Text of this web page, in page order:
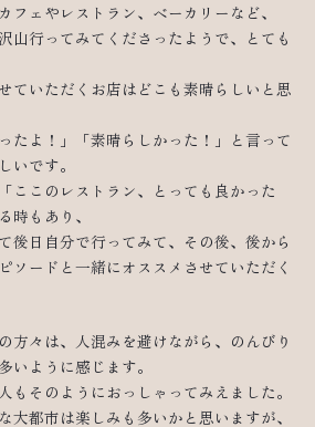
フェやレストラン、ベーカリーなど、
山行ってみてくださったようで、とても
ていただくお店はどこも素晴らしいと思
たよ！」「素晴らしかった！」と言って
いです。
ここのレストラン、とっても良かった
時もあり、
後日自分で行ってみて、その後、後から
ソードと一緒にオススメさせていただく
方々は、人混みを避けながら、のんびり
いように感じます。
もそのようにおっしゃってみえました。
大都市は楽しみも多いかと思いますが、